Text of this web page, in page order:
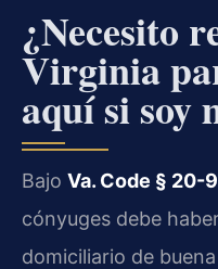
¿Necesito
Virginia
aquí si soy
Bajo Va. Code § 20-
cónyuges debe
domiciliario de